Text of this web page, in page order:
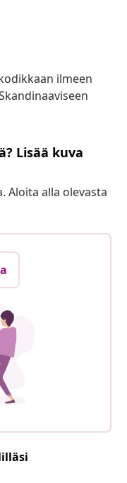
ilmeen
Lisää kuva
Aloita alla olevasta